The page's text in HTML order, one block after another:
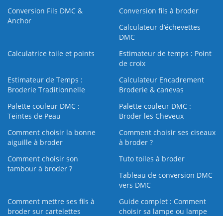
Conversion Fils DMC &
Anchor
Conversion fils à broder
Calculateur d’échevettes
DMC
Calculatrice toile et points
Estimateur de temps : Point
de croix
Estimateur de Temps :
Broderie Traditionnelle
Calculateur Encadrement
Broderie & canevas
Palette couleur DMC :
Teintes de Peau
Palette couleur DMC :
Broder les Cheveux
Comment choisir la bonne
aiguille à broder
Comment choisir ses ciseaux
à broder ?
Comment choisir son
tambour à broder ?
Tuto toiles à broder
Tableau de conversion DMC
vers DMC
Comment mettre ses fils à
broder sur cartelettes
Guide complet : Comment
choisir sa lampe ou lampe